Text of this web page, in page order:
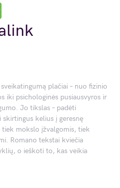
plačiai – nuo fizinio
iki psichologinės pusiausvyros ir
Jo tikslas – padėti
kelius į geresnę
tiek mokslo įžvalgomis, tiek
Romano tekstai kviečia
o ieškoti to, kas veikia